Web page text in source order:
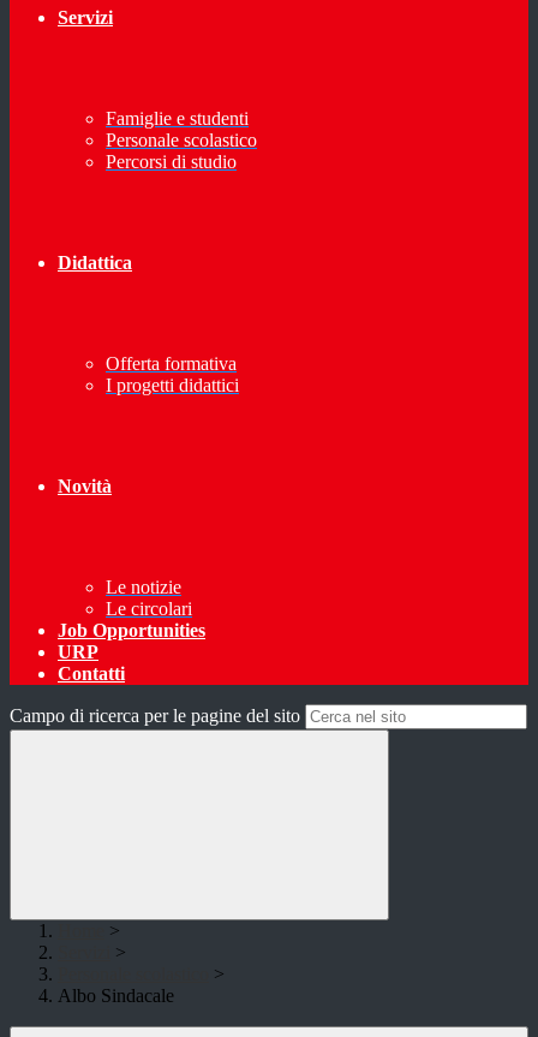
Servizi
Famiglie e studenti
Personale scolastico
Percorsi di studio
Didattica
Offerta formativa
I progetti didattici
Novità
Le notizie
Le circolari
Job Opportunities
URP
Contatti
Campo di ricerca per le pagine del sito
>
>
>
Albo Sindacale